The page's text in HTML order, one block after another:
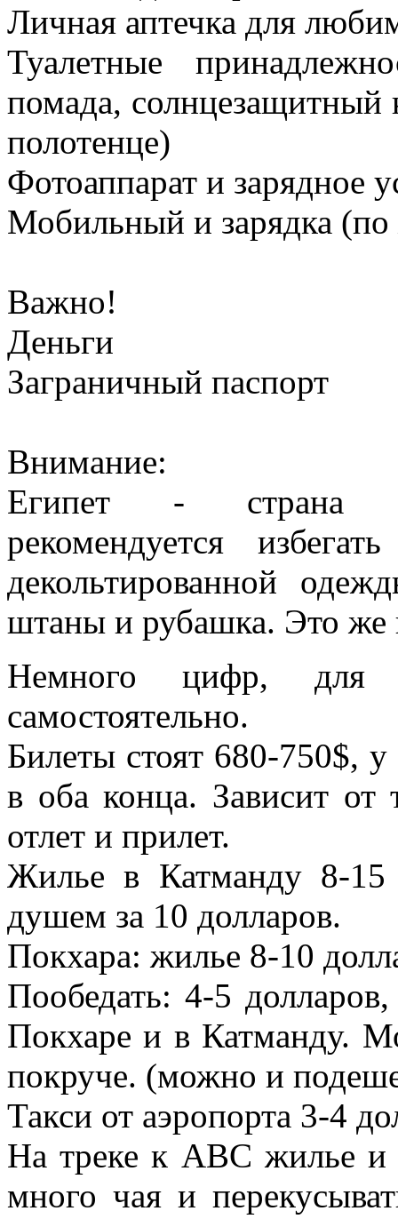
Личная аптечка для
Туалетные
помада, солнцезащитный
полотенце)
Фотоаппарат и зарядное
Мобильный и зарядка
Важно!
Деньги
Заграничный паспорт
Внимание:
Египет - страна
рекомендуется
декольтированной
штаны и рубашка. Это
Немного цифр, для
самостоятельно.
Билеты стоят 680-750$,
в оба конца. Зависит от
отлет и прилет.
Жилье в Катманду 8-
душем за 10 долларов.
Покхара: жилье 8-10
Пообедать: 4-5
Покхаре и в Катманду.
покруче. (можно и
Такси от аэропорта 3-4
На треке к АВС жилье и
много чая и